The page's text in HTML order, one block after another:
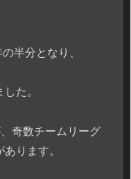
半分となり、
た。
奇数チームリーグ
ります。